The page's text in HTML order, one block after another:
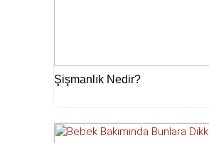
Şişmanlık Nedir?